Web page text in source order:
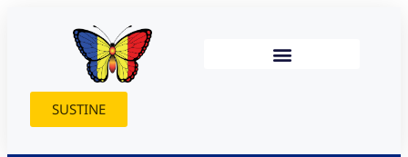
SUSTINE